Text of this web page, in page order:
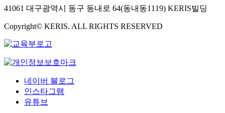
41061 대구광역시 동구 동내로 64(동내동1119) KERIS빌딩
Copyright© KERIS. ALL RIGHTS RESERVED
네이버 블로그
인스타그램
유튜브